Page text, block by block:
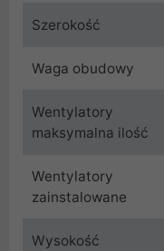
Szerokość
Waga obudowy
Wentylatory
maksymalna ilość
Wentylatory
zainstalowane
Wysokość